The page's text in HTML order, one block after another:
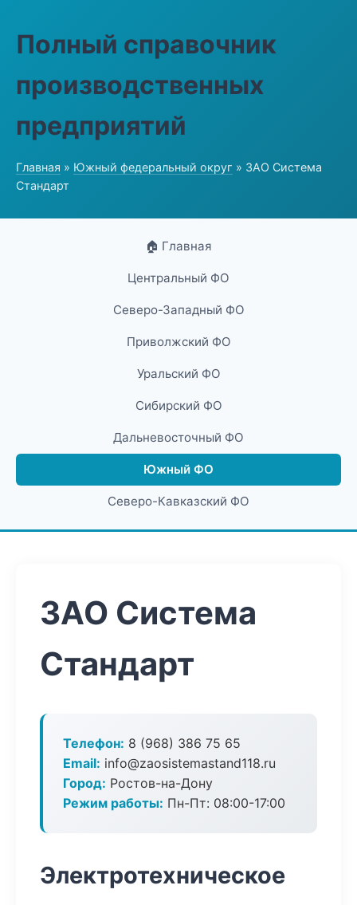
Полный справочник
производственных
предприятий
Главная » Южный федеральный округ » ЗАО Система
Стандарт
🏠 Главная
Центральный ФО
Северо-Западный ФО
Приволжский ФО
Уральский ФО
Сибирский ФО
Дальневосточный ФО
Южный ФО
Северо-Кавказский ФО
ЗАО Система
Стандарт
Телефон: 8 (968) 386 75 65
Email: info@zaosistemastand118.ru
Город: Ростов-на-Дону
Режим работы: Пн-Пт: 08:00-17:00
Электротехническое